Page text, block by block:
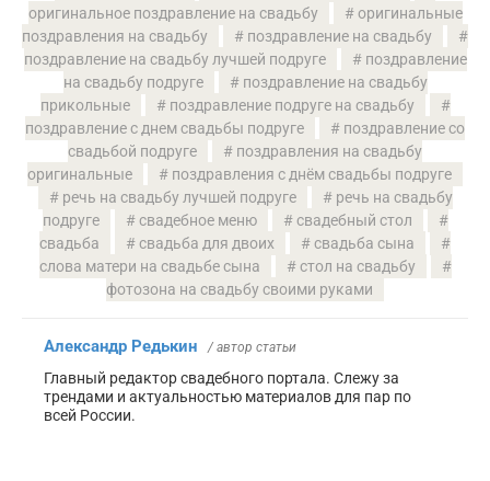
оригинальное поздравление на свадьбу
оригинальные
поздравления на свадьбу
поздравление на свадьбу
поздравление на свадьбу лучшей подруге
поздравление
на свадьбу подруге
поздравление на свадьбу
прикольные
поздравление подруге на свадьбу
поздравление с днем свадьбы подруге
поздравление со
свадьбой подруге
поздравления на свадьбу
оригинальные
поздравления с днём свадьбы подруге
речь на свадьбу лучшей подруге
речь на свадьбу
подруге
свадебное меню
свадебный стол
свадьба
свадьба для двоих
свадьба сына
слова матери на свадьбе сына
стол на свадьбу
фотозона на свадьбу своими руками
Александр Редькин / автор статьи
Главный редактор свадебного портала. Слежу за
трендами и актуальностью материалов для пар по
всей России.